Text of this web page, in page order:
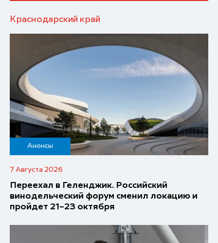
Краснодарский край
Анонсы
7 Августа 2026
Переехал в Геленджик. Российский
винодельческий форум сменил локацию и
пройдет 21–23 октября